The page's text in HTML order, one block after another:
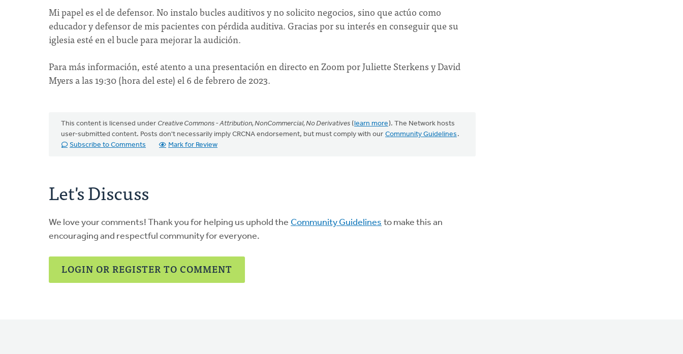
Mi papel es el de defensor. No instalo bucles auditivos y no solicito negocios, sino que actúo como
educador y defensor de mis pacientes con pérdida auditiva. Gracias por su interés en conseguir que su
iglesia esté en el bucle para mejorar la audición.
Para más información, esté atento a una presentación en directo en Zoom por Juliette Sterkens y David
Myers a las 19:30 (hora del este) el 6 de febrero de 2023.
This content is licensed under Creative Commons - Attribution, NonCommercial, No Derivatives (learn more). The Network hosts
user-submitted content. Posts don't necessarily imply CRCNA endorsement, but must comply with our Community Guidelines .
Subscribe to Comments
Mark for Review
Let's Discuss
We love your comments! Thank you for helping us uphold the Community Guidelines to make this an
encouraging and respectful community for everyone.
LOGIN OR REGISTER TO COMMENT